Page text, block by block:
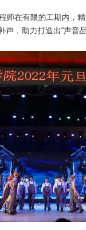
师在有限的工期内，
声，助力打造出“声音